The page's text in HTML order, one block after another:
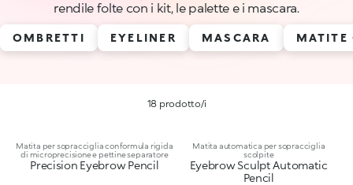
rendile folte con i kit, le palette e i mascara.
OMBRETTI EYELINER MASCARA MATITE
18 prodotto/i
Matita per sopracciglia con formula rigida
di microprecisione e pettine separatore
Precision Eyebrow Pencil
Matita automatica per sopracciglia
scolpite
Eyebrow Sculpt Automatic
Pencil